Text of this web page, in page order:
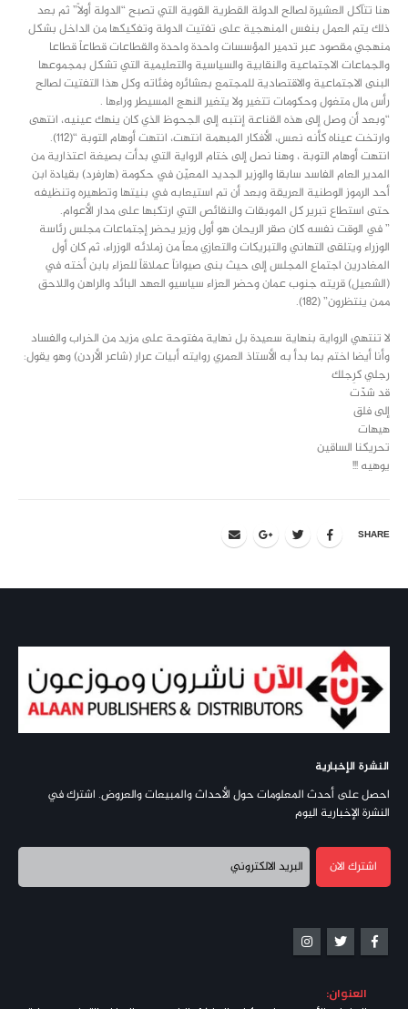
هنا تتآكل العشيرة لصالح الدولة القطرية القوية التي تصبح “الدولة أولاً” ثم بعد
ذلك يتم العمل بنفس المنهجية على تفتيت الدولة وتفكيكها من الداخل بشكل
منهجي مقصود عبر تدمير المؤسسات واحدة واحدة والقطاعات قطاعاً قطاعا
والجماعات الاجتماعية والنقابية والسياسية والتعليمية التي تشكل بمجموعها
البنى الاجتماعية والاقتصادية للمجتمع بعشائره وفئاته وكل هذا التفتيت لصالح
رأس مال متغول وحكومات تتغير ولا يتغير النهج المسيطر وراءها .
“وبعد أن وصل إلى هذه القناعة إنتبه إلى الجحوظ الذي كان ينهك عينيه، انتهى
وارتخت عيناه كأنه نعس، الأفكار المبهمة انتهت، انتهت أوهام التوبة “(١١٢).
انتهت أوهام التوبة ، وهنا نصل إلى ختام الرواية التي بدأت بصيغة اعتذارية من
المدير العام الفاسد سابقا والوزير الجديد المعيّن في حكومة (هارفرد) بقيادة ابن
أحد الرموز الوطنية العريقة وبعد أن تم استيعابه في بنيتها وتطهيره وتنظيفه
حتى استطاع تبرير كل الموبقات والنقائص التي ارتكبها على مدار الأعوام.
” في الوقت نفسه كان صقر الريحان هو أول وزير يحضر إجتماعات مجلس رئاسة
الوزراء ويتلقى التهاني والتبريكات والتعازي معاً من زملائه الوزراء، ثم كان أول
المغادرين اجتماع المجلس إلى حيث بنى صيواناً عملاقاً للعزاء بابن أخته في
(الشعيل) قريته جنوب عمان وحضر العزاء سياسيو العهد البائد والراهن واللاحق
ممن ينتظرون” (١٨٢).
لا تنتهي الرواية بنهاية سعيدة بل نهاية مفتوحة على مزيد من الخراب والفساد
وأنا أيضا اختم بما بدأ به الأستاذ العمري روايته أبيات عرار (شاعر الأردن) وهو يقول:
رجلي كرِجلك
قد شدّت
إلى فلق
هيهات
تحريكنا الساقين
يوهيه !!!
SHARE
النشرة الإخبارية
احصل على أحدث المعلومات حول الأحداث والمبيعات والعروض. اشترك في
النشرة الإخبارية اليوم
العنوان: